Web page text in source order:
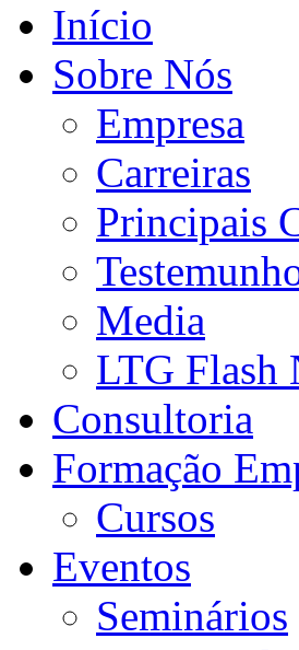
Início
Sobre Nós
Empresa
Carreiras
Principais
Media
LTG Flash
Consultoria
Formação
Cursos
Eventos
Seminários